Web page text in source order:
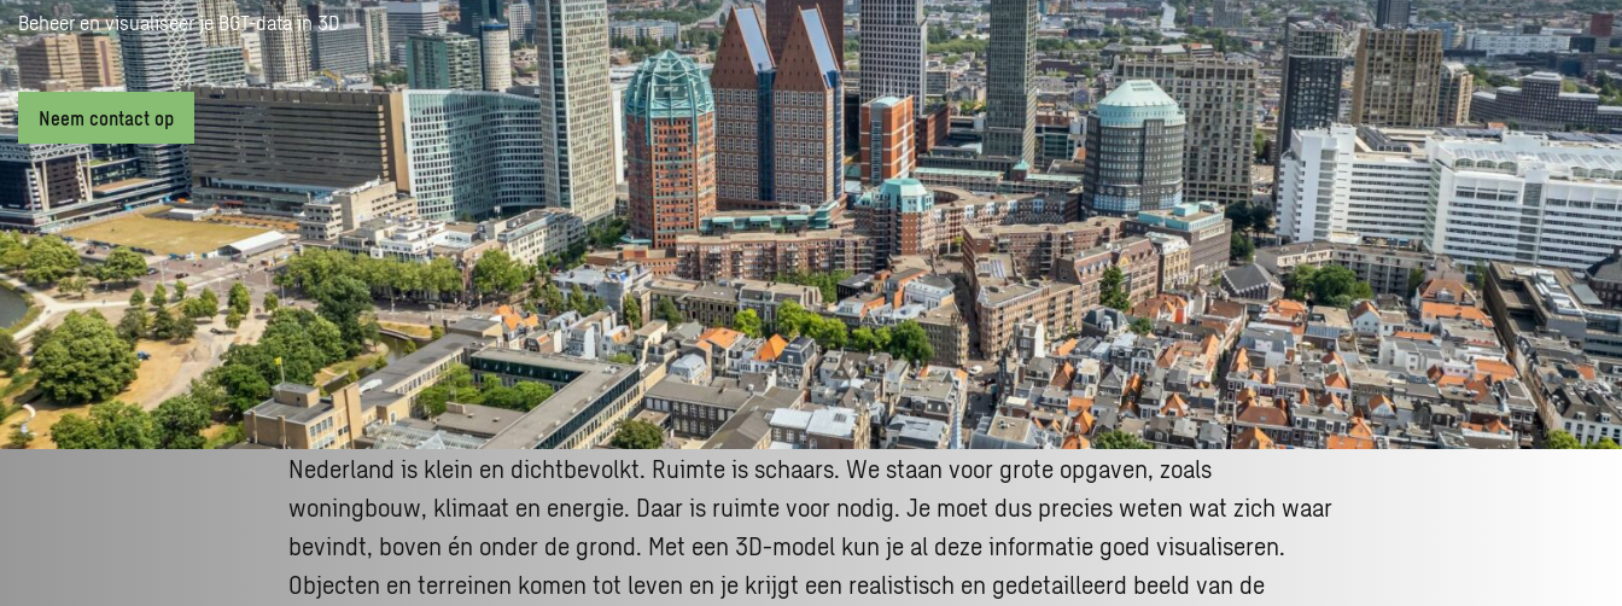
Beheer en visualiseer je BGT-data in 3D
Neem contact op
Nederland is klein en dichtbevolkt. Ruimte is schaars. We staan voor grote opgaven, zoals
woningbouw, klimaat en energie. Daar is ruimte voor nodig. Je moet dus precies weten wat zich waar
bevindt, boven én onder de grond. Met een 3D-model kun je al deze informatie goed visualiseren.
Objecten en terreinen komen tot leven en je krijgt een realistisch en gedetailleerd beeld van de